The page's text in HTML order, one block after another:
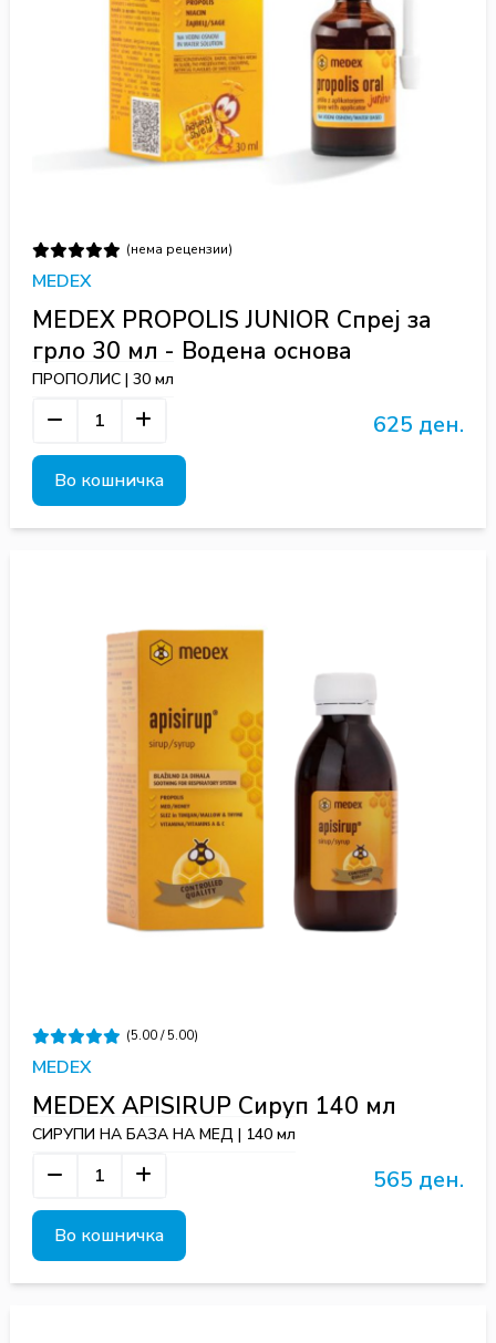
(нема рецензии)
MEDEX
MEDEX PROPOLIS JUNIOR Спреј за
грло 30 мл - Водена основа
ПРОПОЛИС | 30 мл
625 ден.
Во кошничка
(5.00 / 5.00)
MEDEX
MEDEX APISIRUP Сируп 140 мл
СИРУПИ НА БАЗА НА МЕД | 140 мл
565 ден.
Во кошничка